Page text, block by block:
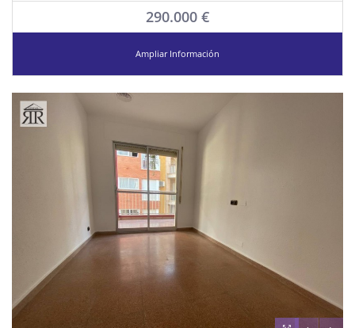
290.000 €
Ampliar Información